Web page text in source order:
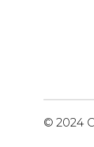
© 2024